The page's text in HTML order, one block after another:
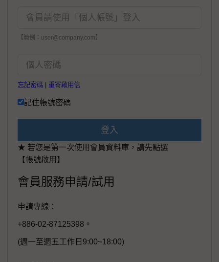
【範例：user@company.com】
忘記密碼 重寄啟用信
記住帳號密碼
登入
★ 若您是第一次使用會員資料庫，請先點選
【帳號啟用】
會員服務申請/試用
申請專線：
+886-02-87125398。
(週一至週五工作日9:00~18:00)